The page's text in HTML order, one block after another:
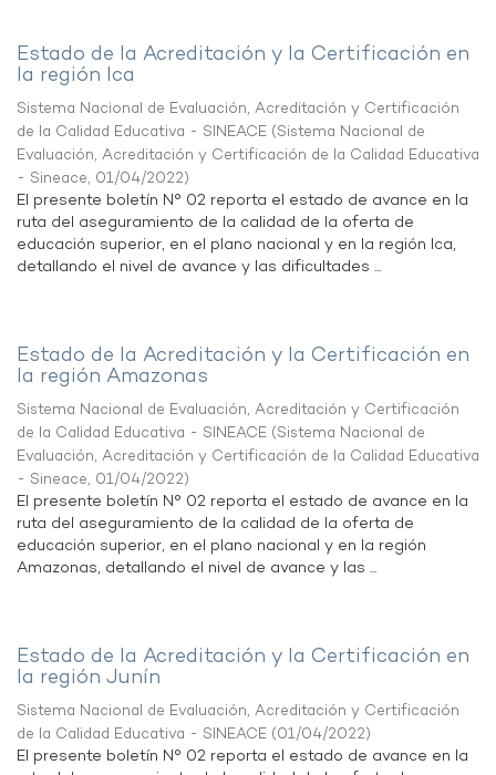
Estado de la Acreditación y la Certificación en
la región Ica
Sistema Nacional de Evaluación, Acreditación y Certificación
de la Calidad Educativa - SINEACE (Sistema Nacional de
Evaluación, Acreditación y Certificación de la Calidad Educativa
- Sineace, 01/04/2022)
El presente boletín N° 02 reporta el estado de avance en la
ruta del aseguramiento de la calidad de la oferta de
educación superior, en el plano nacional y en la región Ica,
detallando el nivel de avance y las dificultades ...
Estado de la Acreditación y la Certificación en
la región Amazonas
Sistema Nacional de Evaluación, Acreditación y Certificación
de la Calidad Educativa - SINEACE (Sistema Nacional de
Evaluación, Acreditación y Certificación de la Calidad Educativa
- Sineace, 01/04/2022)
El presente boletín N° 02 reporta el estado de avance en la
ruta del aseguramiento de la calidad de la oferta de
educación superior, en el plano nacional y en la región
Amazonas, detallando el nivel de avance y las ...
Estado de la Acreditación y la Certificación en
la región Junín
Sistema Nacional de Evaluación, Acreditación y Certificación
de la Calidad Educativa - SINEACE (01/04/2022)
El presente boletín N° 02 reporta el estado de avance en la